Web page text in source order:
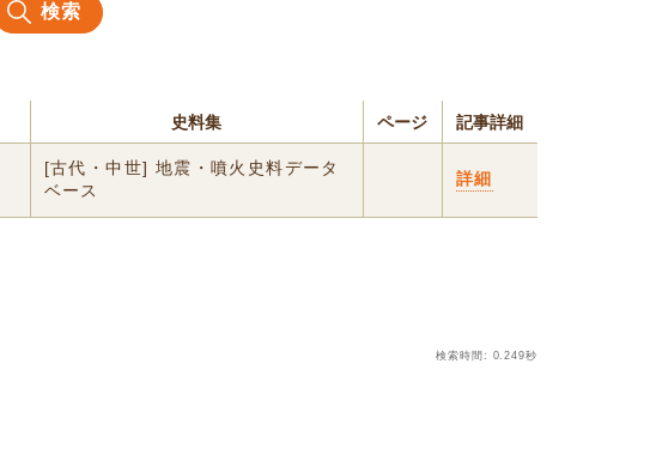
検索
史料集 ページ 記事詳細
[古代・中世] 地震・噴火史料データ
ベース
詳細
検索時間: 0.249秒